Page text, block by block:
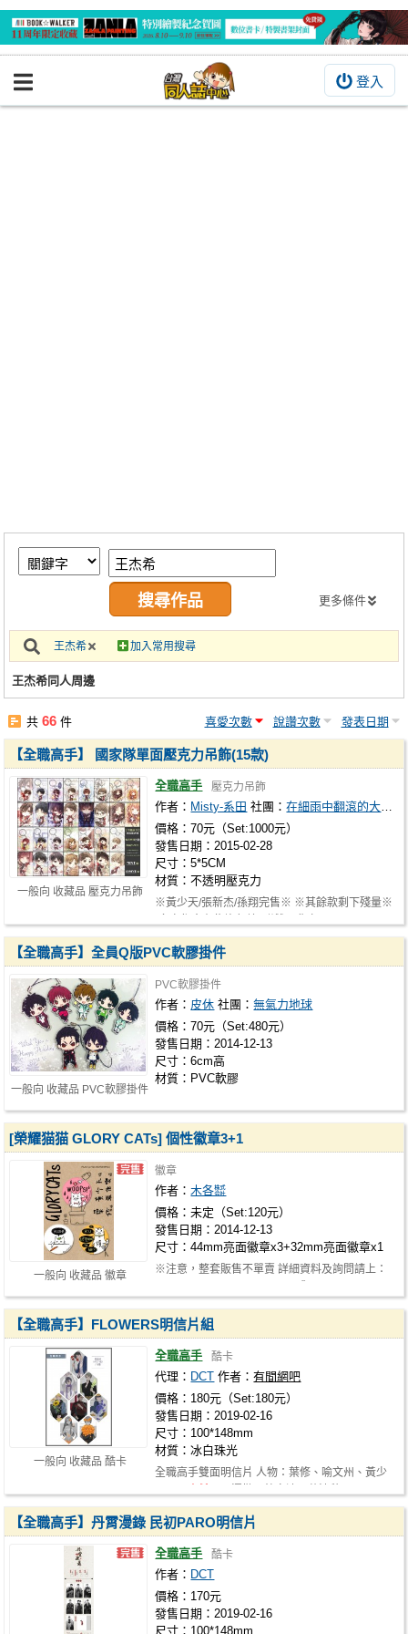
登入
BOOKY書集倉庫
繪圖藝廊
交流中心
攤位轉讓區
會員功能選單
註冊會員
更多條件
王杰希 加入常用搜尋
王杰希同人周邊
共66 件 喜愛次數 說讚次數 發表日期
一般向 收藏品 壓克力吊飾
【全職高手】 國家隊單面壓克力吊飾(15款)
全職高手 壓克力吊飾
作者： Misty-系田 社團：在細雨中翻滾的大蘋果
價格：70元（Set:1000元）
發售日期：2015-02-28
尺寸：5*5CM
材質：不透明壓克力
※黃少天/張新杰/孫翔完售※ ※其餘款剩下殘量※
一般向 收藏品 PVC軟膠掛件
【全職高手】全員Q版PVC軟膠掛件
PVC軟膠掛件
作者： 皮休 社團：無氣力地球
價格：70元（Set:480元）
發售日期：2014-12-13
尺寸：6cm高
材質：PVC軟膠
一般向 收藏品 徽章
[榮耀猫猫 GLORY CATs] 個性徽章3+1
徽章
作者：木各㍿
價格：未定（Set:120元）
發售日期：2014-12-13
尺寸：44mm亮面徽章x3+32mm亮面徽章x1
※注意，整套販售不單賣 詳細資料及詢問請上：
一般向 收藏品 酷卡
【全職高手】FLOWERS明信片組
全職高手 酷卡
代理： DCT 作者：有間網吧
價格：180元（Set:180元）
發售日期：2019-02-16
尺寸：100*148mm
材質：冰白珠光
全職高手雙面明信片 人物：葉修、喻文州、黃少
【全職高手】丹霄漫錄 民初PARO明信片
全職高手 酷卡
作者： DCT
價格：170元
發售日期：2019-02-16
尺寸：100*148mm